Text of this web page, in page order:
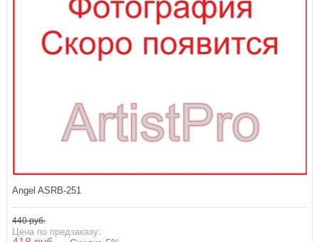
Angel ASRB-251
440 руб.
Цена по предзаказу: